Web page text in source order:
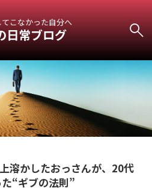
こなかった自分へ
日常ブログ
溶かしたおっさんが、20代
“ギブの法則”